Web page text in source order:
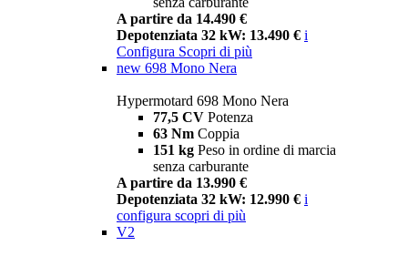
A partire da 14.490 €
Depotenziata 32 kW: 13.490 € i
Configura Scopri di più
new 698 Mono Nera
Hypermotard 698 Mono Nera
77,5 CV Potenza
63 Nm Coppia
151 kg Peso in ordine di marcia
senza carburante
A partire da 13.990 €
Depotenziata 32 kW: 12.990 € i
configura scopri di più
V2